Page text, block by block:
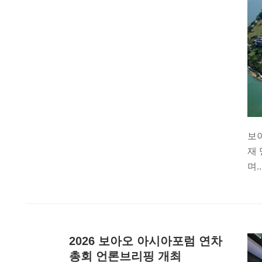
보
재
며
2026 보아오 아시아포럼 연차
총회 언론브리핑 개최